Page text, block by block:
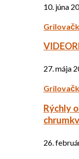
10. júna
27. mája
Rýchly
26.